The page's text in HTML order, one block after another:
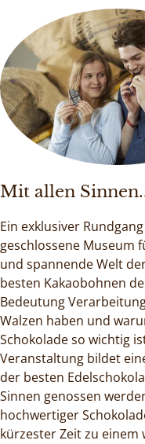
Mit allen
Ein exklusiver
geschlossene Museum
und spannende Welt
besten Kakaobohnen
Bedeutung
Walzen haben und
Schokolade so wichtig
Veranstaltung bildet
der besten
Sinnen genossen
hochwertiger
kürzester Zeit zu einem